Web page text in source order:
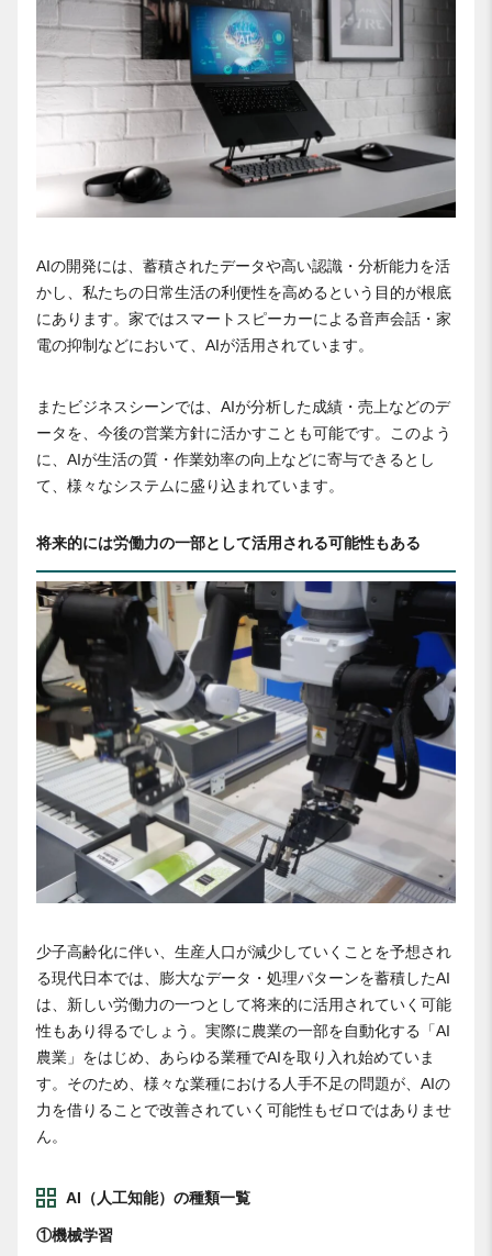
AIの開発には、蓄積されたデータや高い認識・分析能力を活
かし、私たちの日常生活の利便性を高めるという目的が根底
にあります。家ではスマートスピーカーによる音声会話・家
電の抑制などにおいて、AIが活用されています。
またビジネスシーンでは、AIが分析した成績・売上などのデ
ータを、今後の営業方針に活かすことも可能です。このよう
に、AIが生活の質・作業効率の向上などに寄与できるとし
て、様々なシステムに盛り込まれています。
将来的には労働力の一部として活用される可能性もある
少子高齢化に伴い、生産人口が減少していくことを予想され
る現代日本では、膨大なデータ・処理パターンを蓄積したAI
は、新しい労働力の一つとして将来的に活用されていく可能
性もあり得るでしょう。実際に農業の一部を自動化する「AI
農業」をはじめ、あらゆる業種でAIを取り入れ始めていま
す。そのため、様々な業種における人手不足の問題が、AIの
力を借りることで改善されていく可能性もゼロではありませ
ん。
AI（人工知能）の種類一覧
①機械学習